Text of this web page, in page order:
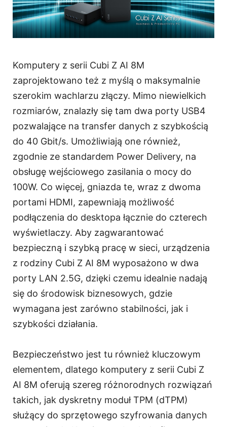
Komputery z serii Cubi Z AI 8M
zaprojektowano też z myślą o maksymalnie
szerokim wachlarzu złączy. Mimo niewielkich
rozmiarów, znalazły się tam dwa porty USB4
pozwalające na transfer danych z szybkością
do 40 Gbit/s. Umożliwiają one również,
zgodnie ze standardem Power Delivery, na
obsługę wejściowego zasilania o mocy do
100W. Co więcej, gniazda te, wraz z dwoma
portami HDMI, zapewniają możliwość
podłączenia do desktopa łącznie do czterech
wyświetlaczy. Aby zagwarantować
bezpieczną i szybką pracę w sieci, urządzenia
z rodziny Cubi Z AI 8M wyposażono w dwa
porty LAN 2.5G, dzięki czemu idealnie nadają
się do środowisk biznesowych, gdzie
wymagana jest zarówno stabilności, jak i
szybkości działania.
Bezpieczeństwo jest tu również kluczowym
elementem, dlatego komputery z serii Cubi Z
AI 8M oferują szereg różnorodnych rozwiązań
takich, jak dyskretny moduł TPM (dTPM)
służący do sprzętowego szyfrowania danych